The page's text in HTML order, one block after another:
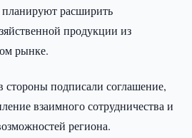
расширить
продукции из
рынке.
стороны подписали соглашение,
взаимного сотрудничества и
региона.